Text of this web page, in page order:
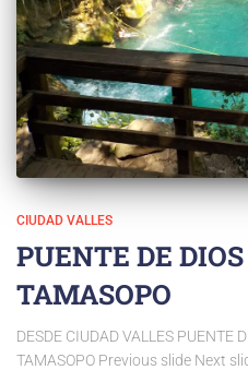
CIUDAD VALLES
PUENTE DE
TAMASOPO
DESDE CIUDAD VALLES PUENTE
TAMASOPO​ Previous slide Next